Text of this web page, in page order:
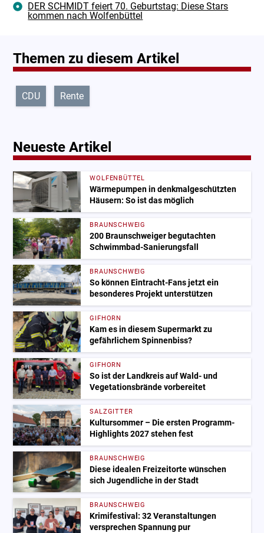
DER SCHMIDT feiert 70. Geburtstag: Diese Stars
kommen nach Wolfenbüttel
Themen zu diesem Artikel
CDU Rente
Neueste Artikel
WOLFENBÜTTEL
Wärmepumpen in denkmalgeschützten
Häusern: So ist das möglich
BRAUNSCHWEIG
200 Braunschweiger begutachten
Schwimmbad-Sanierungsfall
BRAUNSCHWEIG
So können Eintracht-Fans jetzt ein
besonderes Projekt unterstützen
GIFHORN
Kam es in diesem Supermarkt zu
gefährlichem Spinnenbiss?
GIFHORN
So ist der Landkreis auf Wald- und
Vegetationsbrände vorbereitet
SALZGITTER
Kultursommer – Die ersten Programm-
Highlights 2027 stehen fest
BRAUNSCHWEIG
Diese idealen Freizeitorte wünschen
sich Jugendliche in der Stadt
BRAUNSCHWEIG
Krimifestival: 32 Veranstaltungen
versprechen Spannung pur